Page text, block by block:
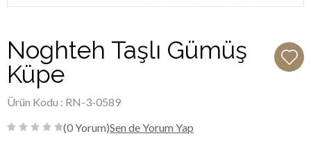
Noghteh Taşlı Gümüş
Küpe
Ürün Kodu : RN-3-0589
(0 Yorum)Sen de Yorum Yap